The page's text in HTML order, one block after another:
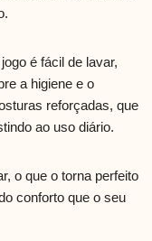
é fácil de lavar,
a higiene e o
reforçadas, que
ao uso diário.
o que o torna perfeito
conforto que o seu